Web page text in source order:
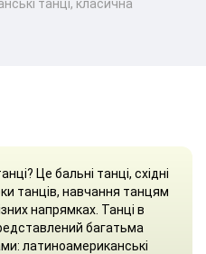
танці, класична
Це бальні танці, східні
танців, навчання танцям
напрямках. Танці в
багатьма
латиноамериканські